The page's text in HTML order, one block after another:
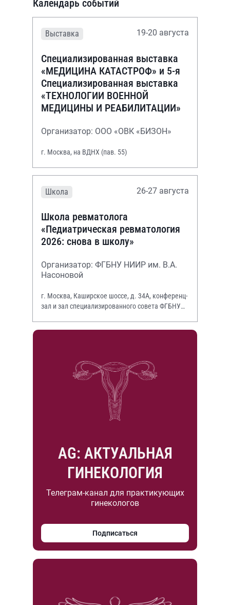
Календарь событий
Выставка 19-20 августа
Специализированная выставка
«МЕДИЦИНА КАТАСТРОФ» и 5-я
Специализированная выставка
«ТЕХНОЛОГИИ ВОЕННОЙ
МЕДИЦИНЫ И РЕАБИЛИТАЦИИ»
Организатор: ООО «ОВК «БИЗОН»
г. Москва, на ВДНХ (пав. 55)
Школа 26-27 августа
Школа ревматолога
«Педиатрическая ревматология
2026: снова в школу»
Организатор: ФГБНУ НИИР им. В.А.
Насоновой
г. Москва, Каширское шоссе, д. 34А, конференц-
зал и зал специализированного совета ФГБНУ
AG: АКТУАЛЬНАЯ
ГИНЕКОЛОГИЯ
Телеграм-канал для практикующих
гинекологов
Подписаться